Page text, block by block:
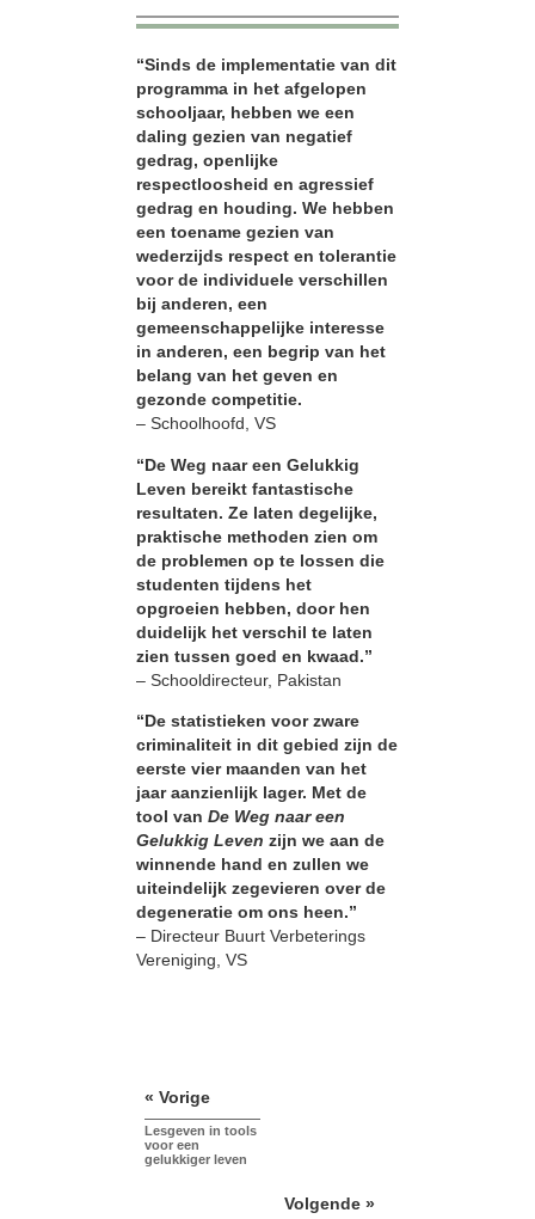
“Sinds de implementatie van dit
programma in het afgelopen
schooljaar, hebben we een
daling gezien van negatief
gedrag, openlijke
respectloosheid en agressief
gedrag en houding. We hebben
een toename gezien van
wederzijds respect en tolerantie
voor de individuele verschillen
bij anderen, een
gemeenschappelijke interesse
in anderen, een begrip van het
belang van het geven en
gezonde competitie.
– Schoolhoofd, VS
“De Weg naar een Gelukkig
Leven bereikt fantastische
resultaten. Ze laten degelijke,
praktische methoden zien om
de problemen op te lossen die
studenten tijdens het
opgroeien hebben, door hen
duidelijk het verschil te laten
zien tussen goed en kwaad.”
– Schooldirecteur, Pakistan
“De statistieken voor zware
criminaliteit in dit gebied zijn de
eerste vier maanden van het
jaar aanzienlijk lager. Met de
tool van De Weg naar een
Gelukkig Leven zijn we aan de
winnende hand en zullen we
uiteindelijk zegevieren over de
degeneratie om ons heen.”
– Directeur Buurt Verbeterings
Vereniging, VS
« Vorige
Lesgeven in tools
voor een
gelukkiger leven
Volgende »